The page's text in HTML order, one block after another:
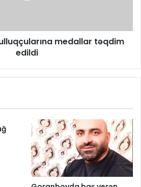
medallar təqdim
edildi